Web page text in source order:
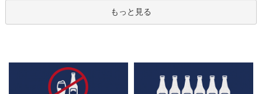
もっと見る